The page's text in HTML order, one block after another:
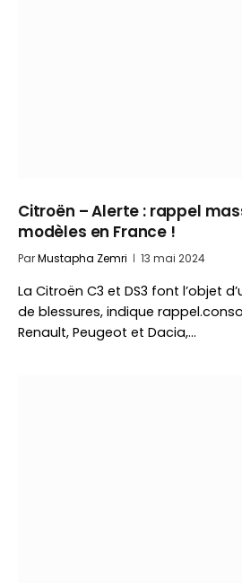
Citroën – Alerte : rappel
modèles en France !
ParMustapha Zemri 13 mai 2024
La Citroën C3 et DS3 font l’objet
de blessures, indique
Renault, Peugeot et Dacia,…